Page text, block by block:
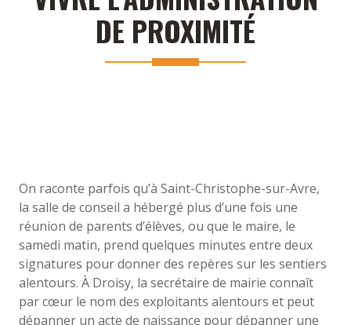
DE PROXIMITÉ
On raconte parfois qu’à Saint-Christophe-sur-Avre,
la salle de conseil a hébergé plus d’une fois une
réunion de parents d’élèves, ou que le maire, le
samedi matin, prend quelques minutes entre deux
signatures pour donner des repères sur les sentiers
alentours. À Droisy, la secrétaire de mairie connaît
par cœur le nom des exploitants alentours et peut
dépanner un acte de naissance pour dépanner une